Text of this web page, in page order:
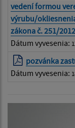
vedení formou
výrubu/
zákona č. 251/
Dátum vyvesenia:
pozvánka
Dátum vyvesenia: